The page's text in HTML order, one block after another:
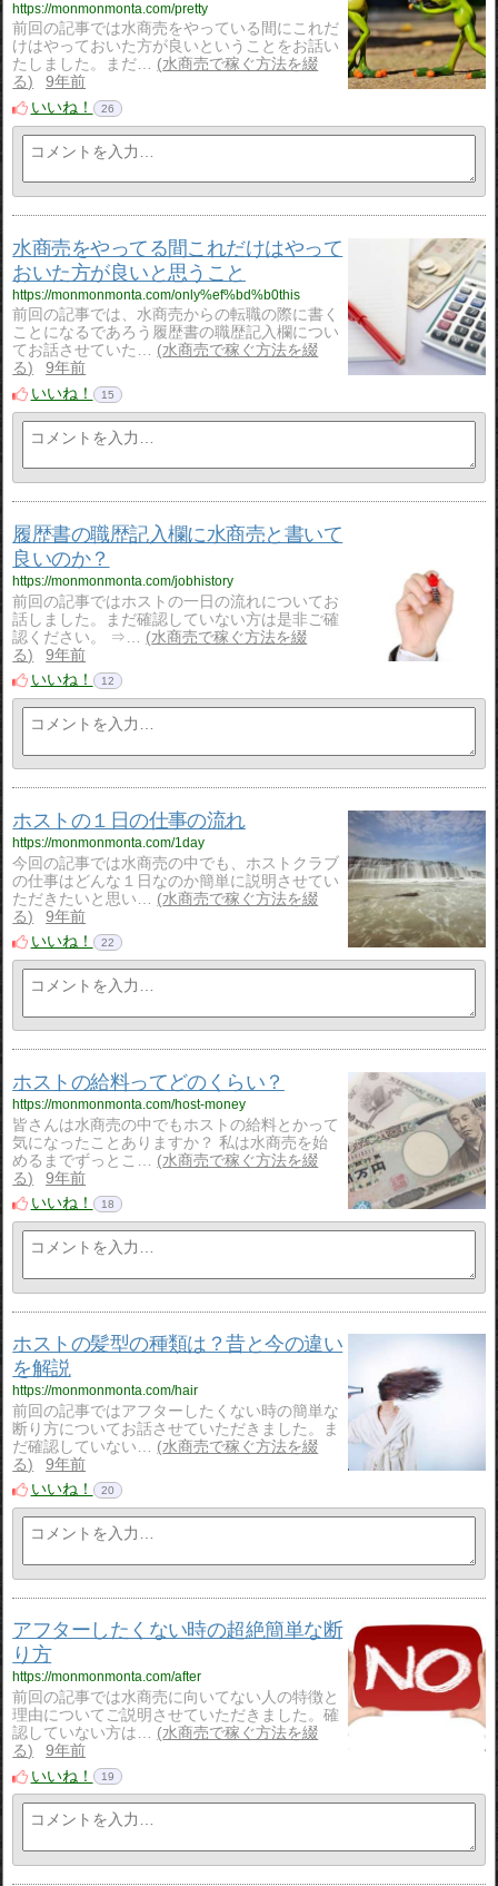
https://monmonmonta.com/pretty
前回の記事では水商売をやっている間にこれだ
けはやっておいた方が良いということをお話い
たしました。まだ…
水商売で稼ぐ方法を綴
る
9年前
いいね！
26
水商売をやってる間これだけはやって
おいた方が良いと思うこと
https://monmonmonta.com/only%ef%bd%b0this
前回の記事では、水商売からの転職の際に書く
ことになるであろう履歴書の職歴記入欄につい
てお話させていた…
水商売で稼ぐ方法を綴
る
9年前
いいね！
15
履歴書の職歴記入欄に水商売と書いて
良いのか？
https://monmonmonta.com/jobhistory
前回の記事ではホストの一日の流れについてお
話しました。まだ確認していない方は是非ご確
認ください。 ⇒…
水商売で稼ぐ方法を綴
る
9年前
いいね！
12
ホストの１日の仕事の流れ
https://monmonmonta.com/1day
今回の記事では水商売の中でも、ホストクラブ
の仕事はどんな１日なのか簡単に説明させてい
ただきたいと思い…
水商売で稼ぐ方法を綴
る
9年前
いいね！
22
ホストの給料ってどのくらい？
https://monmonmonta.com/host-money
皆さんは水商売の中でもホストの給料とかって
気になったことありますか？ 私は水商売を始
めるまでずっとこ…
水商売で稼ぐ方法を綴
る
9年前
いいね！
18
ホストの髪型の種類は？昔と今の違い
を解説
https://monmonmonta.com/hair
前回の記事ではアフターしたくない時の簡単な
断り方についてお話させていただきました。ま
だ確認していない…
水商売で稼ぐ方法を綴
る
9年前
いいね！
20
アフターしたくない時の超絶簡単な断
り方
https://monmonmonta.com/after
前回の記事では水商売に向いてない人の特徴と
理由についてご説明させていただきました。確
認していない方は…
水商売で稼ぐ方法を綴
る
9年前
いいね！
19